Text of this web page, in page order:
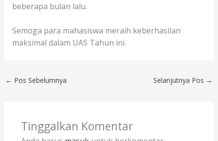
beberapa bulan lalu.
Semoga para mahasiswa meraih keberhasilan
maksimal dalam UAS Tahun ini.
← Pos Sebelumnya Selanjutnya Pos →
Tinggalkan Komentar